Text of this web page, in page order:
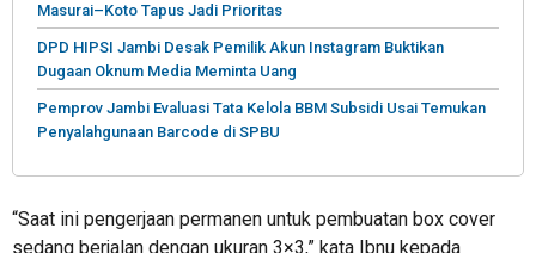
Masurai–Koto Tapus Jadi Prioritas
DPD HIPSI Jambi Desak Pemilik Akun Instagram Buktikan
Dugaan Oknum Media Meminta Uang
Pemprov Jambi Evaluasi Tata Kelola BBM Subsidi Usai Temukan
Penyalahgunaan Barcode di SPBU
“Saat ini pengerjaan permanen untuk pembuatan box cover
sedang berjalan dengan ukuran 3×3,” kata Ibnu kepada